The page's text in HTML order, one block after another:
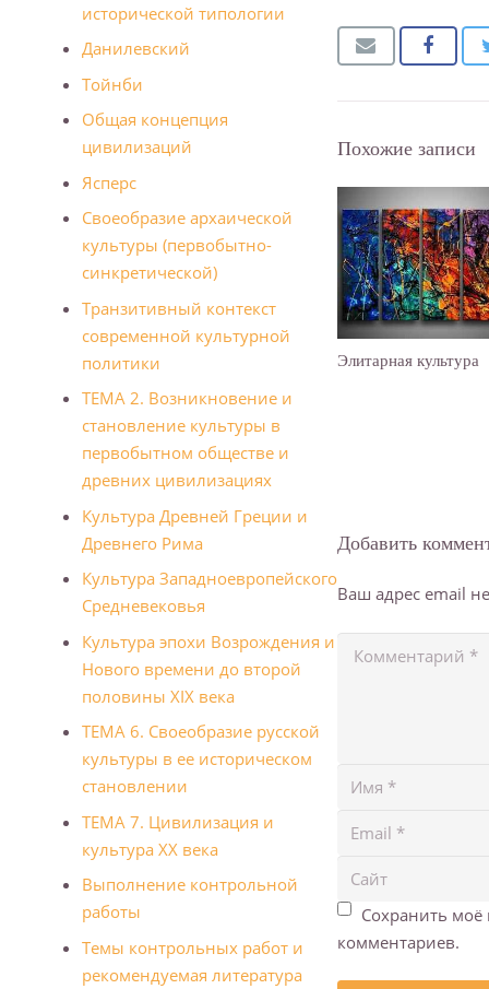
Похожие записи
Элитарная культура
Добавить
Ваш адрес email
Сохранить моё
комментариев.
исторической типологии
Данилевский
Тойнби
Общая концепция
цивилизаций
Ясперс
Своеобразие архаической
культуры (первобытно-
синкретической)
Транзитивный контекст
современной культурной
политики
ТЕМА 2. Возникновение и
становление культуры в
первобытном обществе и
древних цивилизациях
Культура Древней Греции и
Дpевнегo Рима
Культура Западноевропейского
Средневековья
Культура эпохи Возрождения и
Нового времени до второй
половины XIX века
ТЕМА 6. Своеобразие русской
культуры в ее историческом
становлении
ТЕМА 7. Цивилизация и
культура XX века
Выполнение контрольной
работы
Темы контрольных работ и
рекомендуемая литература